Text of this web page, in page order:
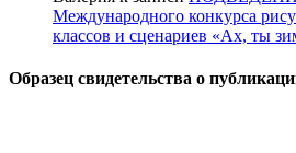
Международного конкурса
классов и сценариев «Ах, ты
Образец свидетельства о